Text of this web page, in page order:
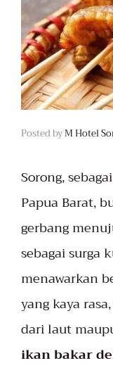
Posted byM Hotel
Sorong,
Papua Barat,
gerbang
sebagai surga
menawarkan
yang kaya
dari laut
ikan bakar